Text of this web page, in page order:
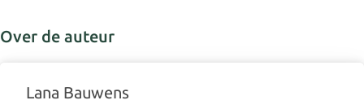
Over de auteur
Lana Bauwens